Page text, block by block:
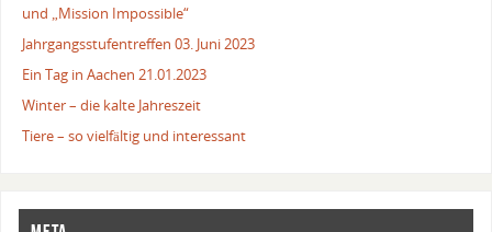
und „Mission Impossible“
Jahrgangsstufentreffen 03. Juni 2023
Ein Tag in Aachen 21.01.2023
Winter – die kalte Jahreszeit
Tiere – so vielfältig und interessant